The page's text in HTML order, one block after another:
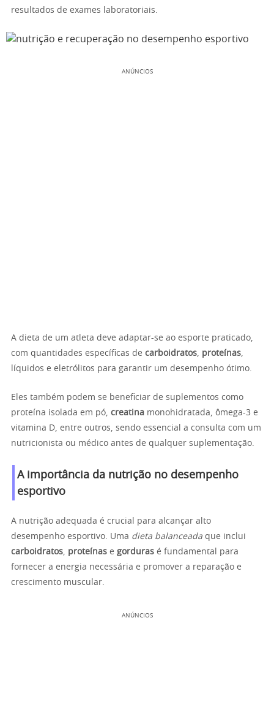
resultados de exames laboratoriais.
ANÚNCIOS
A dieta de um atleta deve adaptar-se ao esporte praticado,
com quantidades específicas de carboidratos, proteínas,
líquidos e eletrólitos para garantir um desempenho ótimo.
Eles também podem se beneficiar de suplementos como
proteína isolada em pó, creatina monohidratada, ômega-3 e
vitamina D, entre outros, sendo essencial a consulta com um
nutricionista ou médico antes de qualquer suplementação.
A importância da nutrição no desempenho
esportivo
A nutrição adequada é crucial para alcançar alto
desempenho esportivo. Uma dieta balanceada que inclui
carboidratos, proteínas e gorduras é fundamental para
fornecer a energia necessária e promover a reparação e
crescimento muscular.
ANÚNCIOS